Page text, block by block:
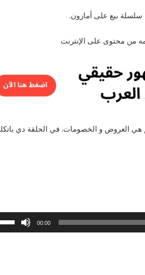
من محتوى على الإنترنت
هي العروض و الخصومات. في الحلقة دي
00:00